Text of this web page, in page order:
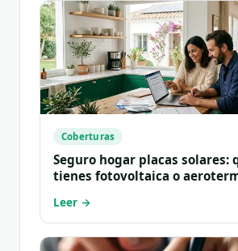
Coberturas
Seguro hogar placas solares:
tienes fotovoltaica o
Leer →